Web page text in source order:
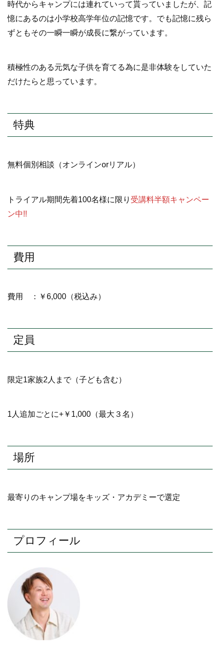
時代からキャンプには連れていって貰っていましたが、記
憶にあるのは小学校高学年位の記憶です。でも記憶に残ら
ずともその一瞬一瞬が成長に繋がっています。
積極性のある元気な子供を育てる為に是非体験をしていた
だけたらと思っています。
特典
無料個別相談（オンラインorリアル）
トライアル期間先着100名様に限り 受講料半額キャンペー
ン中!!
費用
費用 ：￥6,000（税込み）
定員
限定1家族2人まで（子ども含む）
1人追加ごとに+￥1,000（最大３名）
場所
最寄りのキャンプ場をキッズ・アカデミーで選定
プロフィール